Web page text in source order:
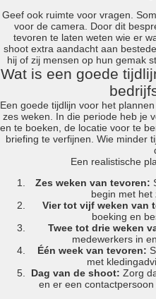
Geef ook ruimte voor vragen.
voor de camera. Door dit
tevoren te laten weten wie er
shoot extra aandacht aan
hij of zij mensen op hun gemak
Wat is een goede
Een goede tijdlijn voor het
zes weken. In die periode heb je
en te boeken, de locatie voor te
briefing te verfijnen. Wie minder
Een realistische
Zes weken van tevoren:
begin met het
Vier tot vijf weken van
boeking en
Twee tot drie weken
medewerkers in
Één week van tevoren:
met
Dag van de shoot: Zorg
en er een